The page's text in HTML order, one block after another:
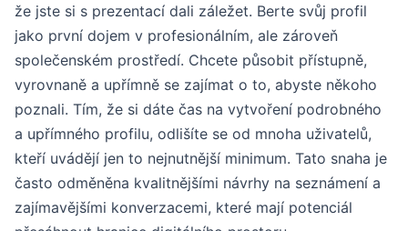
že jste si s prezentací dali záležet. Berte svůj profil
jako první dojem v profesionálním, ale zároveň
společenském prostředí. Chcete působit přístupně,
vyrovnaně a upřímně se zajímat o to, abyste někoho
poznali. Tím, že si dáte čas na vytvoření podrobného
a upřímného profilu, odlišíte se od mnoha uživatelů,
kteří uvádějí jen to nejnutnější minimum. Tato snaha je
často odměněna kvalitnějšími návrhy na seznámení a
zajímavějšími konverzacemi, které mají potenciál